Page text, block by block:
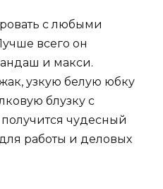
с любыми
всего он
и макси.
узкую белую юбку
блузку с
чудесный
работы и деловых